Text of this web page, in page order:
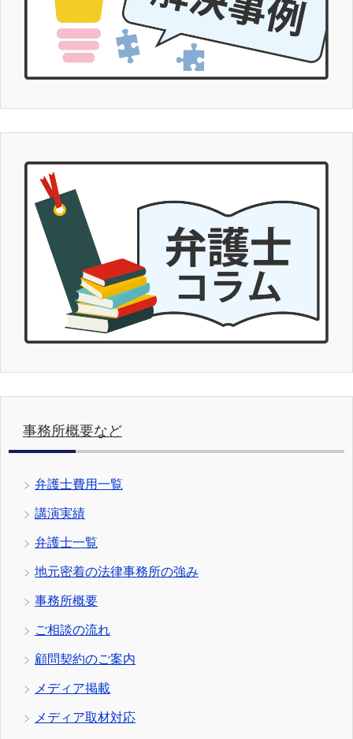
事務所概要など
弁護士費用一覧
講演実績
弁護士一覧
地元密着の法律事務所の強み
事務所概要
ご相談の流れ
顧問契約のご案内
メディア掲載
メディア取材対応